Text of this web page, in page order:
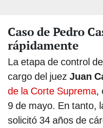
Caso de Pedro
rápidamente
La etapa de control
cargo del juez Juan
de la Corte Suprema,
9 de mayo. En tanto,
solicitó 34 años de